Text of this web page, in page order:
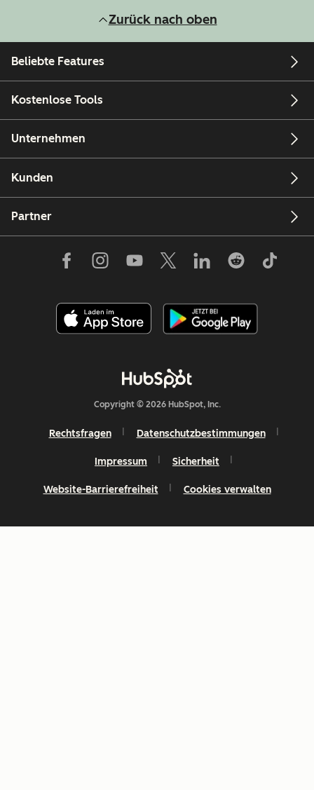
Zurück nach oben
Beliebte Features
Kostenlose Tools
Unternehmen
Kunden
Partner
Copyright © 2026 HubSpot, Inc.
Rechtsfragen Datenschutzbestimmungen
Impressum Sicherheit
Website-Barrierefreiheit Cookies verwalten